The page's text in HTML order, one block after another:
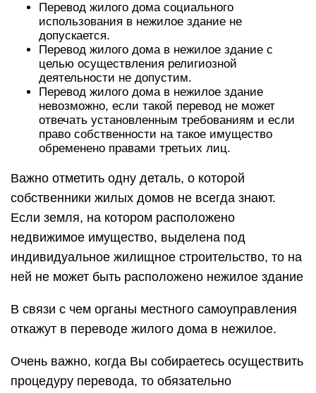
Перевод жилого дома социального
использования в нежилое здание не
допускается.
Перевод жилого дома в нежилое здание с
целью осуществления религиозной
деятельности не допустим.
Перевод жилого дома в нежилое здание
невозможно, если такой перевод не может
отвечать установленным требованиям и если
право собственности на такое имущество
обременено правами третьих лиц.
Важно отметить одну деталь, о которой
собственники жилых домов не всегда знают.
Если земля, на котором расположено
недвижимое имущество, выделена под
индивидуальное жилищное строительство, то на
ней не может быть расположено нежилое здание
В связи с чем органы местного самоуправления
откажут в переводе жилого дома в нежилое.
Очень важно, когда Вы собираетесь осуществить
процедуру перевода, то обязательно